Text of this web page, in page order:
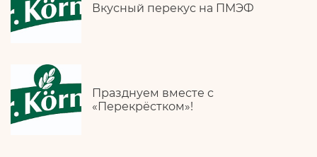
Вкусный перекус на ПМЭФ
Празднуем вместе с
«Перекрёстком»!